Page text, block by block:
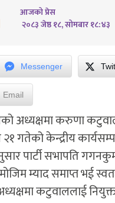
आजको प्रेस
२०८३ जेष्ठ १८, सोमबार १८:४३
Messenger
Email
अध्यक्षमा करुणा
गतेको केन्द्रीय
पार्टी सभापति
म्याद समाप्त भई
कटुवाललाई